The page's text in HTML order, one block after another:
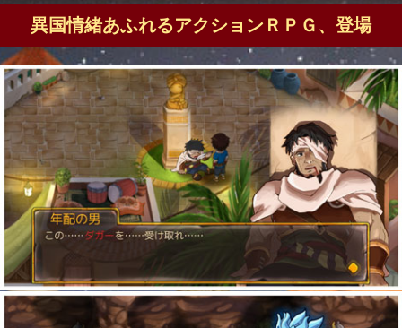
異国情緒あふれるアクションＲＰＧ、登場